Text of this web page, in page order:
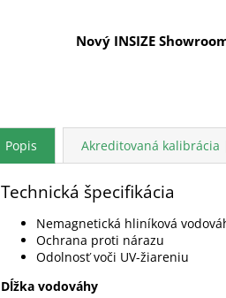
Nový INSIZE
Popis Akreditovaná kalibrácia
Technická špecifikácia
Nemagnetická hliníková
Ochrana proti nárazu
Odolnosť voči UV-žiareniu
Dĺžka vodováhy